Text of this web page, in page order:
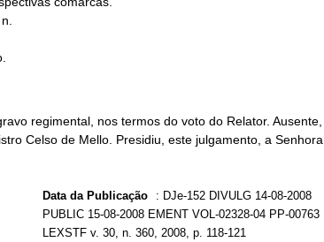
regimental, nos termos do voto do Relator. Ausente,
Celso de Mello. Presidiu, este julgamento, a Senhora
Data da Publicação : DJe-152 DIVULG 14-08-2008
PUBLIC 15-08-2008 EMENT VOL-02328-04 PP-00763
LEXSTF v. 30, n. 360, 2008, p. 118-121